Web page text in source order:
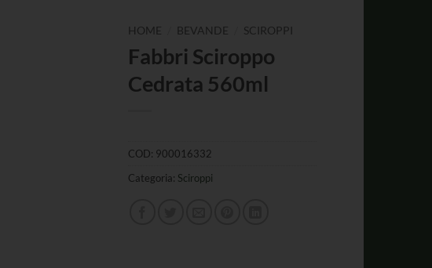
HOME BEVANDE SCIROPPI
Fabbri Sciroppo
Cedrata 560ml
COD: 900016332
Categoria: Sciroppi